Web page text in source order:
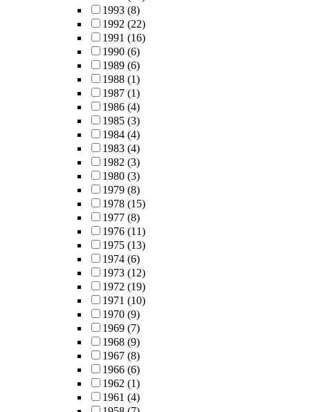
1993 (8)
1992 (22)
1991 (16)
1990 (6)
1989 (6)
1988 (1)
1987 (1)
1986 (4)
1985 (3)
1984 (4)
1983 (4)
1982 (3)
1980 (3)
1979 (8)
1978 (15)
1977 (8)
1976 (11)
1975 (13)
1974 (6)
1973 (12)
1972 (19)
1971 (10)
1970 (9)
1969 (7)
1968 (9)
1967 (8)
1966 (6)
1962 (1)
1961 (4)